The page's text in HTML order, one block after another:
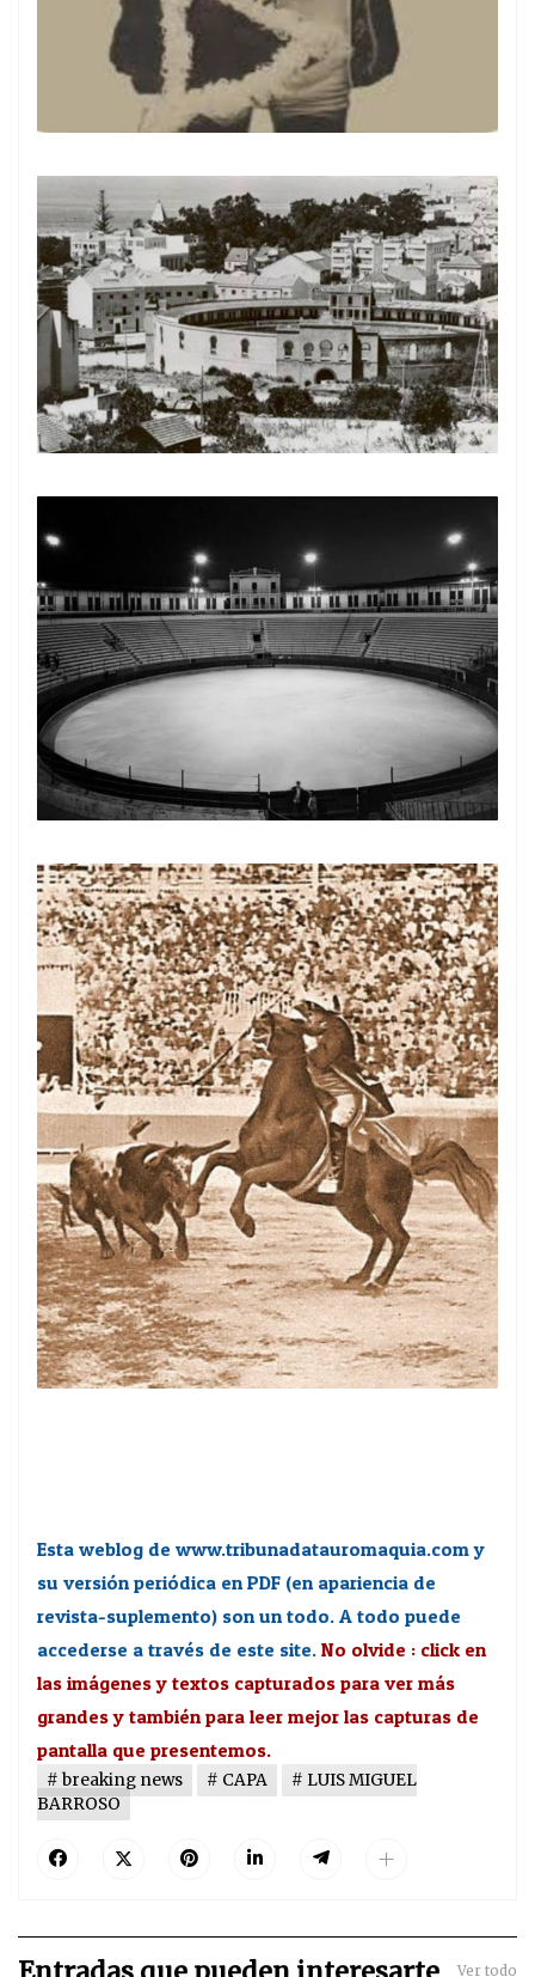
Esta weblog de www.tribunadatauromaquia.com y
su versión periódica en PDF (en apariencia de
revista-suplemento) son un todo. A todo puede
accederse a través de este site. No olvide : click en
las imágenes y textos capturados para ver más
grandes y también para leer mejor las capturas de
pantalla que presentemos.
breaking news CAPA
LUIS MIGUEL
BARROSO
Ver todo